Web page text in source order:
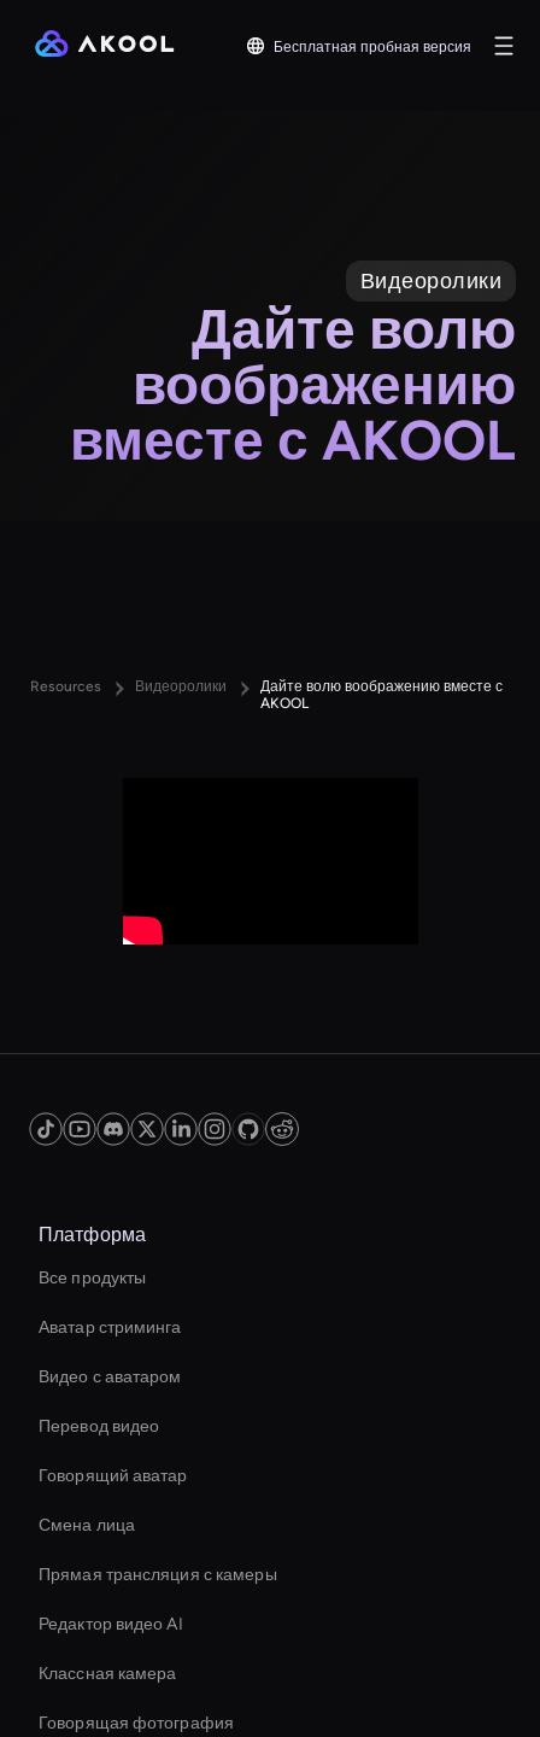
Бесплатная пробная версия
Видеоролики
Дайте волю
воображению
вместе с AKOOL
Resources Видеоролики
Дайте волю воображению вместе с
AKOOL
Платформа
Все продукты
Аватар стриминга
Видео с аватаром
Перевод видео
Говорящий аватар
Смена лица
Прямая трансляция с камеры
Редактор видео AI
Классная камера
Говорящая фотография